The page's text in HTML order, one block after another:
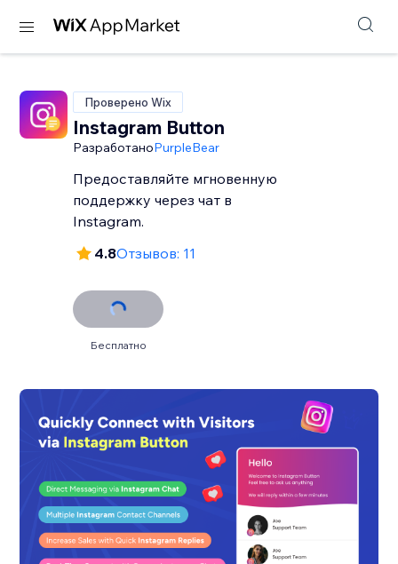
Проверено Wix
Instagram Button
РазработаноPurpleBear
Предоставляйте мгновенную
поддержку через чат в
Instagram.
4.8Отзывов: 11
Бесплатно